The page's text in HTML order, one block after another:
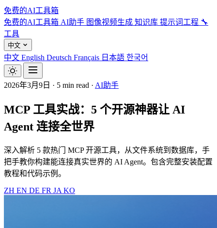
免费的AI工具箱
免费的AI工具箱 AI助手 图像视频生成 知识库 提示词工程 🔧
工具
中文
中文 English Deutsch Français 日本語 한국어
2026年3月9日 · 5 min read · AI助手
MCP 工具实战：5 个开源神器让 AI
Agent 连接全世界
深入解析 5 款热门 MCP 开源工具，从文件系统到数据库，手
把手教你构建能连接真实世界的 AI Agent。包含完整安装配置
教程和代码示例。
ZH EN DE FR JA KO